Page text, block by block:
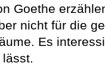
Goethe
nicht für die
Es